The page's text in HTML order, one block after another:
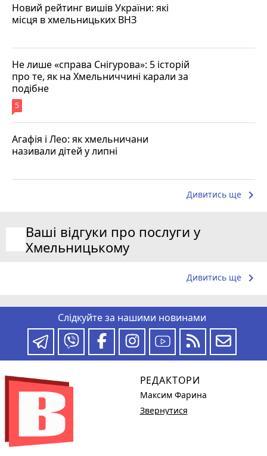
Новий рейтинг вишів України: які
місця в хмельницьких ВНЗ
Не лише «справа Снігурова»: 5 історій
про те, як на Хмельниччині карали за
подібне
5
Агафія і Лео: як хмельничани
називали дітей у липні
Дивитись ще keyboard_arrow_right
Ваші відгуки про послуги у
Хмельницькому
Дивитись ще keyboard_arrow_right
Слідкуйте за нашими новинами
РЕДАКТОРИ
Максим Фарина
Звернутися